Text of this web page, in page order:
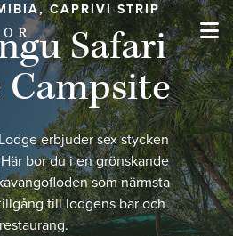
CAPRIVI STRIP
Safari
Campsite
erbjuder sex stycken
bor du i en grönskande
som närmsta
till lodgens bar och
restaurang.